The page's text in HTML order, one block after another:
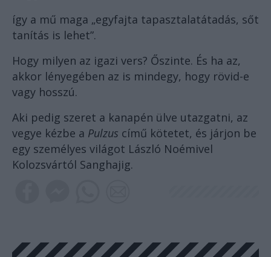
így a mű maga „egyfajta tapasztalatátadás, sőt
tanítás is lehet”.
Hogy milyen az igazi vers? Őszinte. És ha az,
akkor lényegében az is mindegy, hogy rövid-e
vagy hosszú.
Aki pedig szeret a kanapén ülve utazgatni, az
vegye kézbe a Pulzus című kötetet, és járjon be
egy személyes világot László Noémivel
Kolozsvártól Sanghajig.